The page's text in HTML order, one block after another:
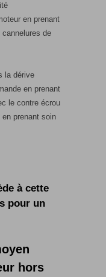
en prenant
de
la dérive
en prenant
le contre écrou
en prenant soin
à cette
pour un
hors